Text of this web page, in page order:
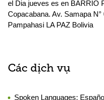
el Dia jueves es en BARRIO
Copacabana. Av. Samapa
Pampahasi LA PAZ Bolivia
Các dịch vụ
Spoken Languages: